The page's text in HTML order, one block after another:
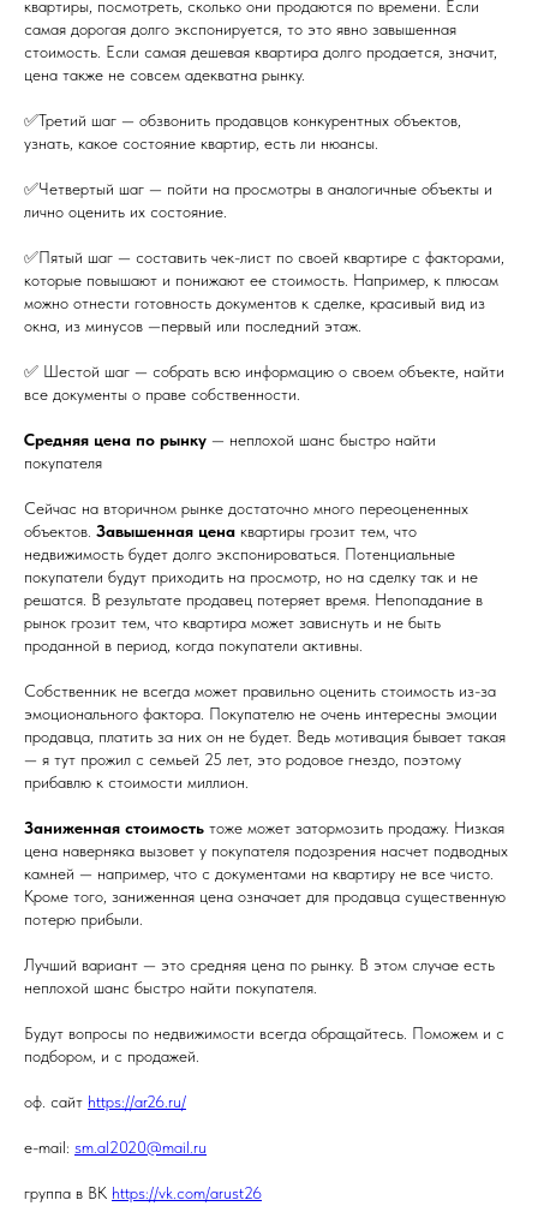
квартиры, посмотреть, сколько они продаются по времени. Если
самая дорогая долго экспонируется, то это явно завышенная
стоимость. Если самая дешевая квартира долго продается, значит,
цена также не совсем адекватна рынку.
✅Третий шаг — обзвонить продавцов конкурентных объектов,
узнать, какое состояние квартир, есть ли нюансы.
✅Четвертый шаг — пойти на просмотры в аналогичные объекты и
лично оценить их состояние.
✅Пятый шаг — составить чек-лист по своей квартире с факторами,
которые повышают и понижают ее стоимость. Например, к плюсам
можно отнести готовность документов к сделке, красивый вид из
окна, из минусов —первый или последний этаж.
✅ Шестой шаг — собрать всю информацию о своем объекте, найти
все документы о праве собственности.
Средняя цена по рынку — неплохой шанс быстро найти
покупателя
Сейчас на вторичном рынке достаточно много переоцененных
объектов. Завышенная цена квартиры грозит тем, что
недвижимость будет долго экспонироваться. Потенциальные
покупатели будут приходить на просмотр, но на сделку так и не
решатся. В результате продавец потеряет время. Непопадание в
рынок грозит тем, что квартира может зависнуть и не быть
проданной в период, когда покупатели активны.
Собственник не всегда может правильно оценить стоимость из-за
эмоционального фактора. Покупателю не очень интересны эмоции
продавца, платить за них он не будет. Ведь мотивация бывает такая
— я тут прожил с семьей 25 лет, это родовое гнездо, поэтому
прибавлю к стоимости миллион.
Заниженная стоимость тоже может затормозить продажу. Низкая
цена наверняка вызовет у покупателя подозрения насчет подводных
камней — например, что с документами на квартиру не все чисто.
Кроме того, заниженная цена означает для продавца существенную
потерю прибыли.
Лучший вариант — это средняя цена по рынку. В этом случае есть
неплохой шанс быстро найти покупателя.
Будут вопросы по недвижимости всегда обращайтесь. Поможем и с
подбором, и с продажей.
оф. сайт https://ar26.ru/
e-mail: sm.al2020@mail.ru
группа в ВК https://vk.com/arust26